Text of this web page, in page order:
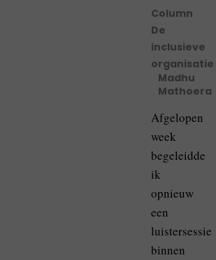
Column
De
inclusieve
organisatie
Madhu
Mathoera
Afgelopen
week
begeleidde
ik
opnieuw
een
luistersessie
binnen